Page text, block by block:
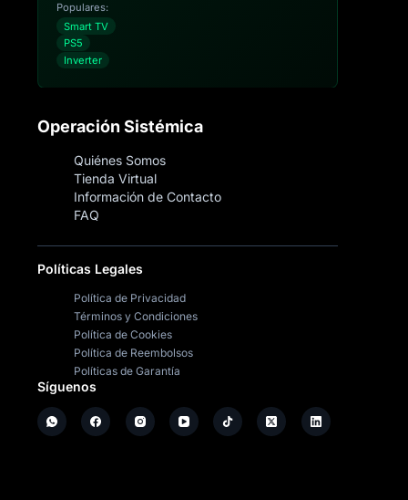
Populares:
Smart TV
PS5
Inverter
Operación Sistémica
Quiénes Somos
Tienda Virtual
Información de Contacto
FAQ
Políticas Legales
Política de Privacidad
Términos y Condiciones
Política de Cookies
Política de Reembolsos
Políticas de Garantía
Síguenos